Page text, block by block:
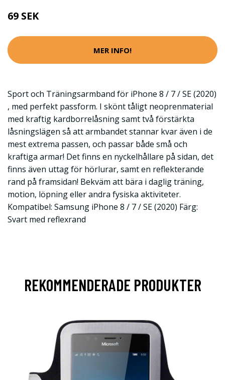
69 SEK
MER INFO!
Sport och Träningsarmband för iPhone 8 / 7 / SE (2020)
, med perfekt passform. I skönt tåligt neoprenmaterial
med kraftig kardborrelåsning samt två förstärkta
låsningslägen så att armbandet stannar kvar även i de
mest extrema passen, och passar både små och
kraftiga armar! Det finns en nyckelhållare på sidan, det
finns även uttag för hörlurar, samt en reflekterande
rand på framsidan! Bekväm att bära i daglig träning,
motion, löpning eller andra fysiska aktiviteter.
Kompatibel: Samsung iPhone 8 / 7 / SE (2020) Färg:
Svart med reflexrand
REKOMMENDERADE PRODUKTER